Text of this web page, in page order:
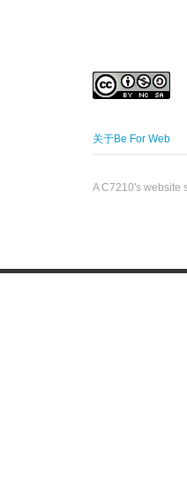
关于Be For Web
A C7210's website